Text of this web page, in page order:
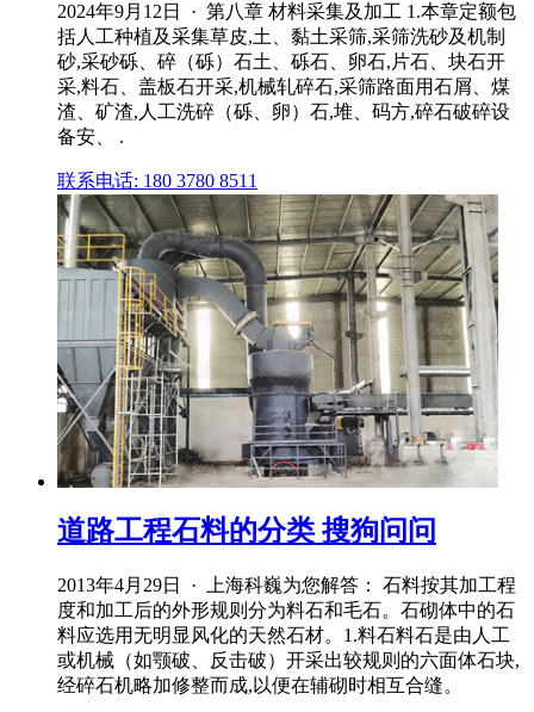
2024年9月12日 · 第八章 材料采集及加工 1.本章定额包
括人工种植及采集草皮,土、黏土采筛,采筛洗砂及机制
砂,采砂砾、碎（砾）石土、砾石、卵石,片石、块石开
采,料石、盖板石开采,机械轧碎石,采筛路面用石屑、煤
渣、矿渣,人工洗碎（砾、卵）石,堆、码方,碎石破碎设
备安、 .
联系电话: 180 3780 8511
道路工程石料的分类 搜狗问问
2013年4月29日 · 上海科巍为您解答： 石料按其加工程
度和加工后的外形规则分为料石和毛石。石砌体中的石
料应选用无明显风化的天然石材。1.料石料石是由人工
或机械（如颚破、反击破）开采出较规则的六面体石块,
经碎石机略加修整而成,以便在辅砌时相互合缝。